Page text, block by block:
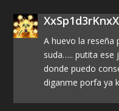
XxSp1d3rKnxX
A huevo la reseña
suda….. putita ese
donde puedo
diganme porfa ya